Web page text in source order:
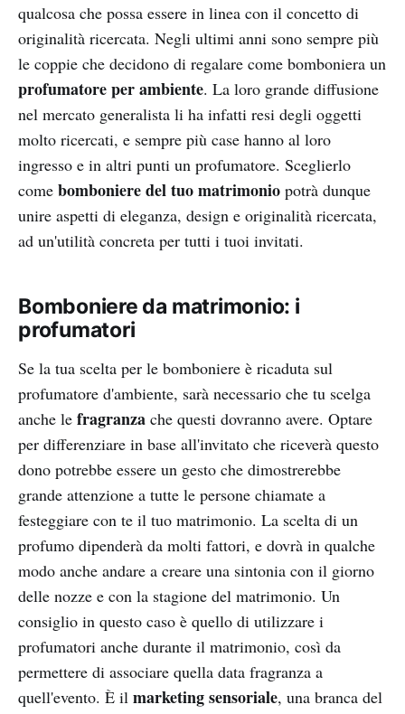
qualcosa che possa essere in linea con il concetto di
originalità ricercata. Negli ultimi anni sono sempre più
le coppie che decidono di regalare come bomboniera un
profumatore per ambiente. La loro grande diffusione
nel mercato generalista li ha infatti resi degli oggetti
molto ricercati, e sempre più case hanno al loro
ingresso e in altri punti un profumatore. Sceglierlo
come bomboniere del tuo matrimonio potrà dunque
unire aspetti di eleganza, design e originalità ricercata,
ad un'utilità concreta per tutti i tuoi invitati.
Bomboniere da matrimonio: i
profumatori
Se la tua scelta per le bomboniere è ricaduta sul
profumatore d'ambiente, sarà necessario che tu scelga
anche le fragranza che questi dovranno avere. Optare
per differenziare in base all'invitato che riceverà questo
dono potrebbe essere un gesto che dimostrerebbe
grande attenzione a tutte le persone chiamate a
festeggiare con te il tuo matrimonio. La scelta di un
profumo dipenderà da molti fattori, e dovrà in qualche
modo anche andare a creare una sintonia con il giorno
delle nozze e con la stagione del matrimonio. Un
consiglio in questo caso è quello di utilizzare i
profumatori anche durante il matrimonio, così da
permettere di associare quella data fragranza a
quell'evento. È il marketing sensoriale, una branca del